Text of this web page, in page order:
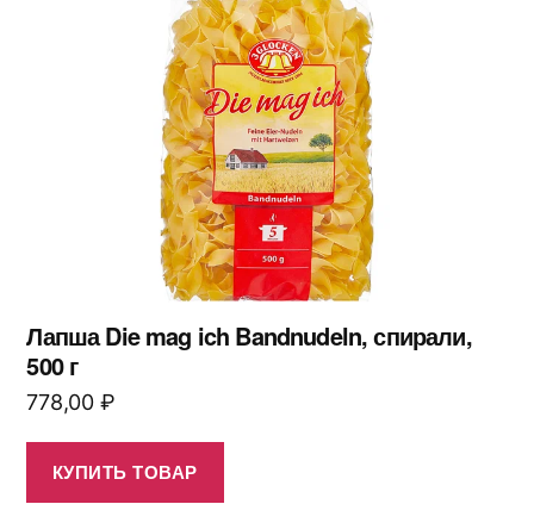
Лапша Die mag ich Bandnudeln, спирали,
500 г
778,00 ₽
КУПИТЬ ТОВАР